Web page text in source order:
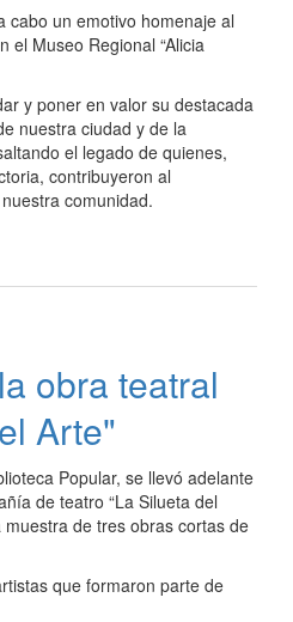
cabo un emotivo homenaje al
el Museo Regional “Alicia
y poner en valor su destacada
nuestra ciudad y de la
el legado de quienes,
contribuyeron al
comunidad.
obra teatral
Arte"
Popular, se llevó adelante
de teatro “La Silueta del
muestra de tres obras cortas de
que formaron parte de